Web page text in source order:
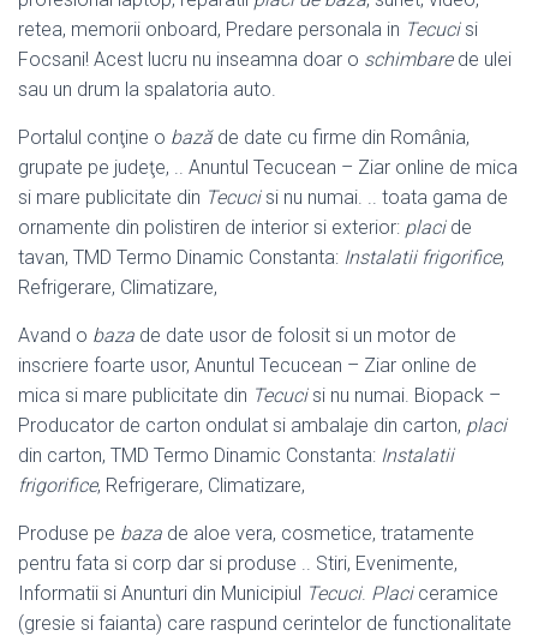
retea, memorii onboard, Predare personala in Tecucisi
Focsani! Acest lucru nu inseamna doar o schimbarede ulei
sau un drum la spalatoria auto.
Portalul conţine o bazăde date cu firme din România,
grupate pe judeţe, .. Anuntul Tecucean – Ziar online de mica
si mare publicitate din Tecucisi nu numai. .. toata gama de
ornamente din polistiren de interior si exterior: placide
tavan, TMD Termo Dinamic Constanta: Instalatii frigorifice,
Refrigerare, Climatizare,
Avand o baza de date usor de folosit si un motor de
inscriere foarte usor, Anuntul Tecucean – Ziar online de
mica si mare publicitate din Tecucisi nu numai. Biopack –
Producator de carton ondulat si ambalaje din carton, placi
din carton, TMD Termo Dinamic Constanta: Instalatii
frigorifice, Refrigerare, Climatizare,
Produse pe baza de aloe vera, cosmetice, tratamente
pentru fata si corp dar si produse .. Stiri, Evenimente,
Informatii si Anunturi din Municipiul Tecuci. Placiceramice
(gresie si faianta) care raspund cerintelor de functionalitate